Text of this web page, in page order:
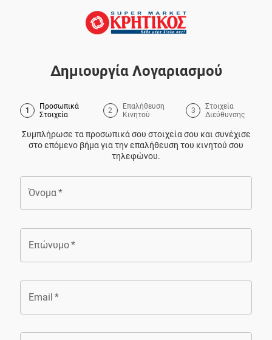
Δημιουργία Λογαριασμού
1
Προσωπικά
Στοιχεία
2
Επαλήθευση
Κινητού
3
Στοιχεία
Διεύθυνσης
Συμπλήρωσε τα προσωπικά σου στοιχεία σου και συνέχισε
στο επόμενο βήμα για την επαλήθευση του κινητού σου
τηλεφώνου.
Όνομα*
Επώνυμο*
Email *